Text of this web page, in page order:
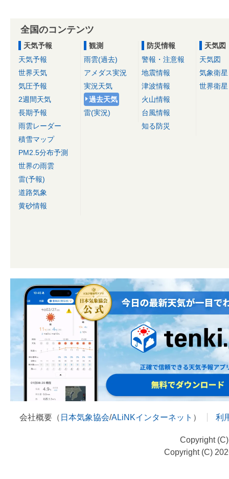
全国のコンテンツ
天気予報
天気予報
世界天気
気圧予報
2週間天気
長期予報
雨雲レーダー
積雪マップ
PM2.5分布予測
世界の雨雲
雷(予報)
道路気象
黄砂情報
観測
雨雲(過去)
アメダス実況
実況天気
過去天気
雷(実況)
防災情報
警報・注意報
地震情報
津波情報
火山情報
台風情報
知る防災
天気図
天気図
気象衛星
世界衛星
会社概要（ 日本気象協会/ALiNKインターネット ） 利
Copyright
Copyright (C)